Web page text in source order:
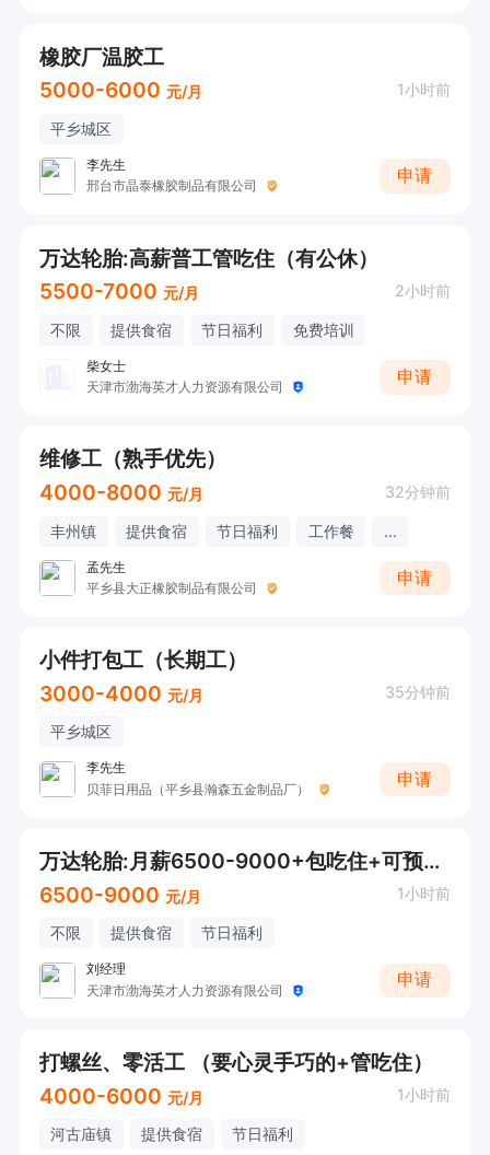
橡胶厂温胶工
5000-6000 元/月 1小时前
平乡城区
李先生
邢台市晶泰橡胶制品有限公司
申请
万达轮胎:高薪普工管吃住（有公休）
5500-7000 元/月 2小时前
不限 提供食宿 节日福利 免费培训
柴女士
天津市渤海英才人力资源有限公司
申请
维修工（熟手优先）
4000-8000 元/月 32分钟前
丰州镇 提供食宿 节日福利 工作餐 ...
孟先生
平乡县大正橡胶制品有限公司
申请
小件打包工（长期工）
3000-4000 元/月 35分钟前
平乡城区
李先生
贝菲日用品（平乡县瀚森五金制品厂）
申请
万达轮胎:月薪6500-9000+包吃住+可预支工资
6500-9000 元/月 1小时前
不限 提供食宿 节日福利
刘经理
天津市渤海英才人力资源有限公司
申请
打螺丝、零活工 （要心灵手巧的+管吃住）
4000-6000 元/月 1小时前
河古庙镇 提供食宿 节日福利